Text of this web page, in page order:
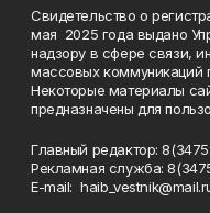
Свидетельство о
мая 2025 года выдано
надзору в сфере связи,
массовых коммуникаций
Некоторые материалы
предназначены для
Главный редактор:
Рекламная служба:
Е-mаil: